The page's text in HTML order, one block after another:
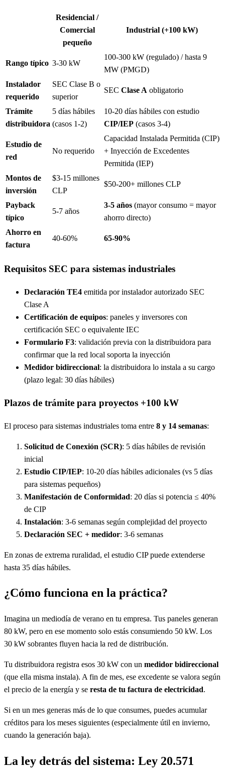
Residencial /
Comercial
pequeño
Industrial (+100 kW)
Rango típico 3-30 kW
100-300 kW (regulado) / hasta 9
MW (PMGD)
Instalador
requerido
SEC Clase B o
superior
SEC Clase A obligatorio
Trámite
distribuidora
5 días hábiles
(casos 1-2)
10-20 días hábiles con estudio
CIP/IEP (casos 3-4)
Estudio de
red
No requerido
Capacidad Instalada Permitida (CIP)
+ Inyección de Excedentes
Permitida (IEP)
Montos de
inversión
$3-15 millones
CLP
$50-200+ millones CLP
Payback
típico
5-7 años
3-5 años (mayor consumo = mayor
ahorro directo)
Ahorro en
factura
40-60% 65-90%
Requisitos SEC para sistemas industriales
Declaración TE4 emitida por instalador autorizado SEC
Clase A
Certificación de equipos: paneles y inversores con
certificación SEC o equivalente IEC
Formulario F3: validación previa con la distribuidora para
confirmar que la red local soporta la inyección
Medidor bidireccional: la distribuidora lo instala a su cargo
(plazo legal: 30 días hábiles)
Plazos de trámite para proyectos +100 kW
El proceso para sistemas industriales toma entre 8 y 14 semanas:
Solicitud de Conexión (SCR): 5 días hábiles de revisión
inicial
Estudio CIP/IEP: 10-20 días hábiles adicionales (vs 5 días
para sistemas pequeños)
Manifestación de Conformidad: 20 días si potencia ≤ 40%
de CIP
Instalación: 3-6 semanas según complejidad del proyecto
Declaración SEC + medidor: 3-6 semanas
En zonas de extrema ruralidad, el estudio CIP puede extenderse
hasta 35 días hábiles.
¿Cómo funciona en la práctica?
Imagina un mediodía de verano en tu empresa. Tus paneles generan
80 kW, pero en ese momento solo estás consumiendo 50 kW. Los
30 kW sobrantes fluyen hacia la red de distribución.
Tu distribuidora registra esos 30 kW con un medidor bidireccional
(que ella misma instala). A fin de mes, ese excedente se valora según
el precio de la energía y se resta de tu factura de electricidad.
Si en un mes generas más de lo que consumes, puedes acumular
créditos para los meses siguientes (especialmente útil en invierno,
cuando la generación baja).
La ley detrás del sistema: Ley 20.571